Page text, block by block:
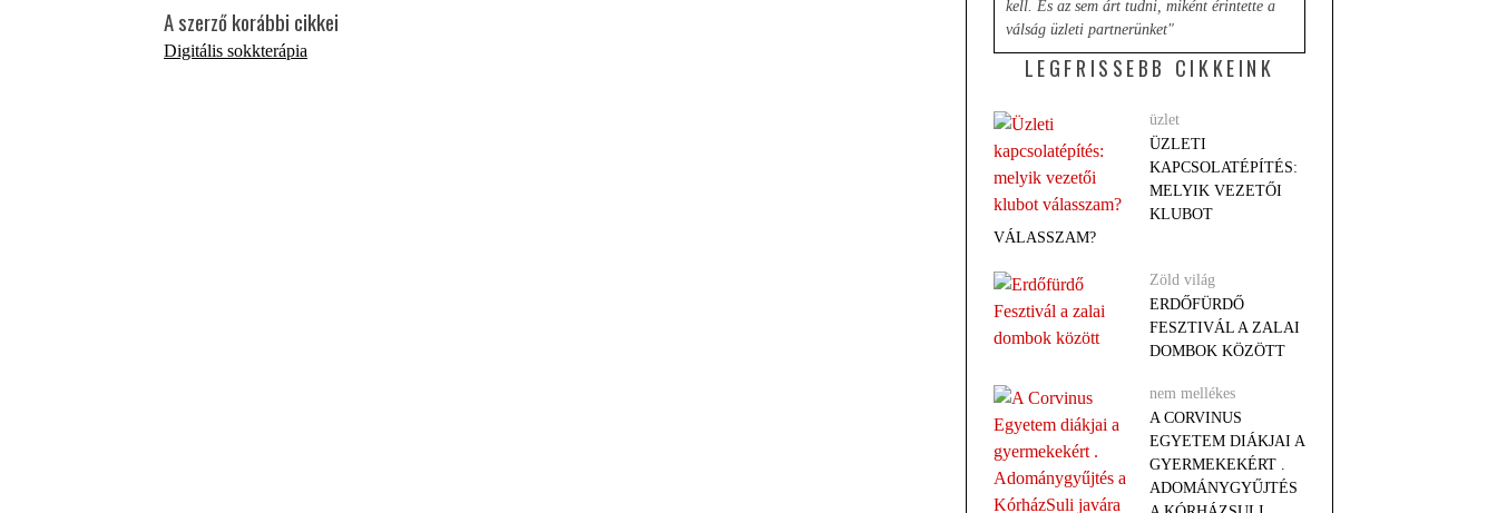
A szerző korábbi cikkei
Digitális sokkterápia
kell. És az sem árt tudni, miként érintette a
válság üzleti partnerünket"
LEGFRISSEBB CIKKEINK
üzlet
ÜZLETI
KAPCSOLATÉPÍTÉS:
MELYIK VEZETŐI
KLUBOT
VÁLASSZAM?
Zöld világ
ERDŐFÜRDŐ
FESZTIVÁL A ZALAI
DOMBOK KÖZÖTT
nem mellékes
A CORVINUS
EGYETEM DIÁKJAI A
GYERMEKEKÉRT .
ADOMÁNYGYŰJTÉS